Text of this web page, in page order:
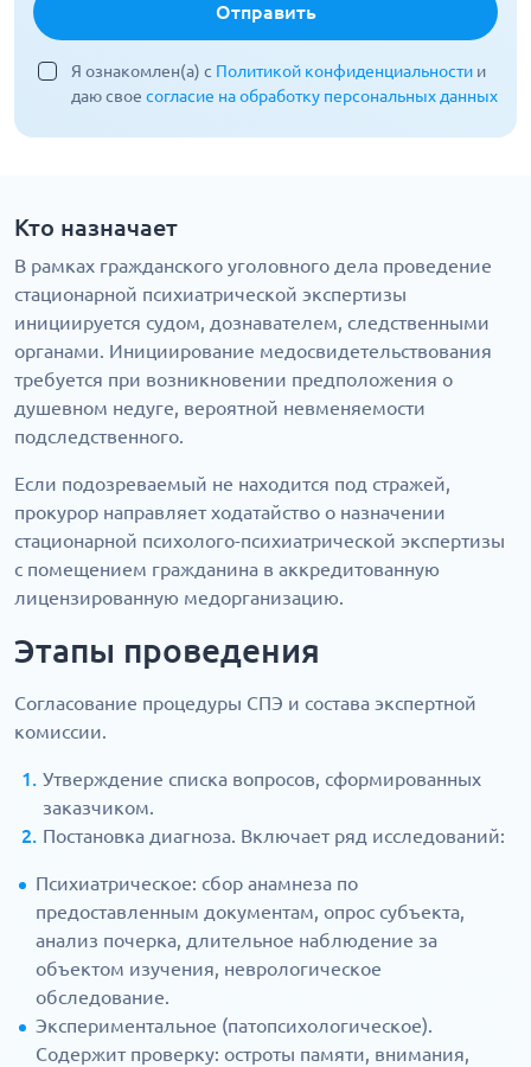
Отправить
Я ознакомлен(а) с Политикой конфиденциальности и
даю свое согласие на обработку персональных данных
Кто назначает
В рамках гражданского уголовного дела проведение
стационарной психиатрической экспертизы
инициируется судом, дознавателем, следственными
органами. Инициирование медосвидетельствования
требуется при возникновении предположения о
душевном недуге, вероятной невменяемости
подследственного.
Если подозреваемый не находится под стражей,
прокурор направляет ходатайство о назначении
стационарной психолого-психиатрической экспертизы
с помещением гражданина в аккредитованную
лицензированную медорганизацию.
Этапы проведения
Согласование процедуры СПЭ и состава экспертной
комиссии.
Утверждение списка вопросов, сформированных
заказчиком.
Постановка диагноза. Включает ряд исследований:
Психиатрическое: сбор анамнеза по
предоставленным документам, опрос субъекта,
анализ почерка, длительное наблюдение за
объектом изучения, неврологическое
обследование.
Экспериментальное (патопсихологическое).
Содержит проверку: остроты памяти, внимания,